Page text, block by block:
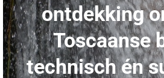
ontdekking
Toscaanse
technisch én